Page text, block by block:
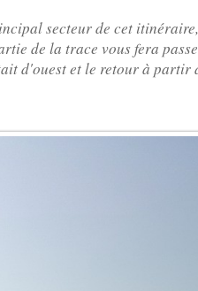
secteur de cet
de la trace vous fera
d'ouest et le retour à partir